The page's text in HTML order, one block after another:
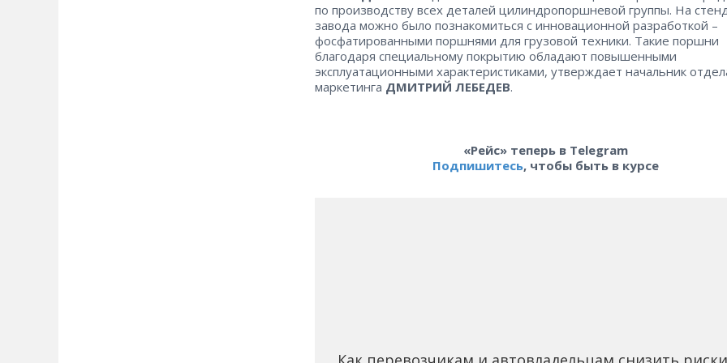
по производству всех деталей цилиндропоршневой группы. На
завода можно было познакомиться с инновационной разработкой –
фосфатированными поршнями для грузовой техники. Такие поршни
благодаря специальному покрытию обладают повышенными
эксплуатационными характеристиками, утверждает начальник
маркетинга ДМИТРИЙ ЛЕБЕДЕВ.
«Рейс» теперь в Telegram
Подпишитесь, чтобы быть в курсе